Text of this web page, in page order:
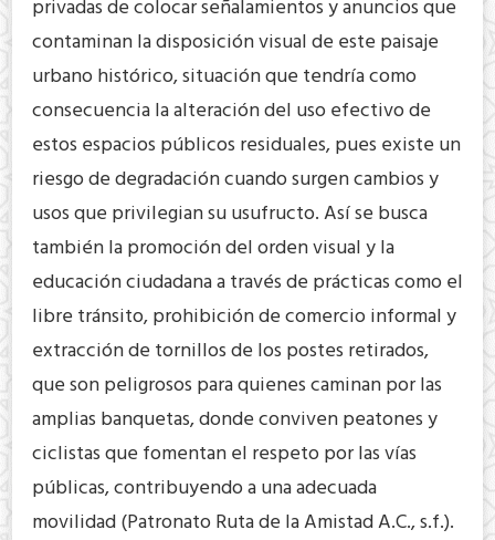
privadas de colocar señalamientos y anuncios que
contaminan la disposición visual de este paisaje
urbano histórico, situación que tendría como
consecuencia la alteración del uso efectivo de
estos espacios públicos residuales, pues existe un
riesgo de degradación cuando surgen cambios y
usos que privilegian su usufructo. Así se busca
también la promoción del orden visual y la
educación ciudadana a través de prácticas como el
libre tránsito, prohibición de comercio informal y
extracción de tornillos de los postes retirados,
que son peligrosos para quienes caminan por las
amplias banquetas, donde conviven peatones y
ciclistas que fomentan el respeto por las vías
públicas, contribuyendo a una adecuada
movilidad (Patronato Ruta de la Amistad A.C., s.f.).